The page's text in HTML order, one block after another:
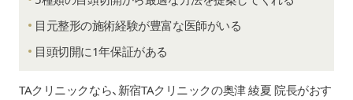
目元整形の施術経験が豊富な医師がいる
目頭切開に1年保証がある
TAクリニックなら、 新宿TAクリニックの奥津 綾夏 院長がおす